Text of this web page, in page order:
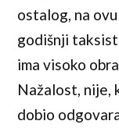
ostalog, na
godišnji
ima visoko
Nažalost, nije,
dobio